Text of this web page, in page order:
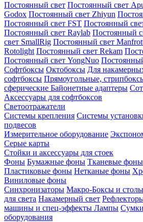
Постоянный свет Постоянный свет
Godox Постоянный свет Zhiyun
Постоянный свет FST Постоянный
Постоянный свет Raylab Постоянный
свет SmallRig Постоянный свет
Rotolight Постоянный свет Rekam
Постоянный свет YongNuo
Софтбоксы Октобоксы Для
софтбоксы Прямоугольные,
сферические Байонетныe адаптеры
Аксессуары для софтбоксов
Светоотражатели
Системы крепления Системы
подвесов
Измерительное оборудование
Серые карты
Стойки и аксессуары для стоек
Фоны Бумажные фоны Тканевые фоны
Пластиковые фоны Нетканые фоны
Виниловые фоны
Синхронизаторы Макро-Боксы и столы
для света Накамерный свет
машины и спец-эффекты Лампы
оборудования